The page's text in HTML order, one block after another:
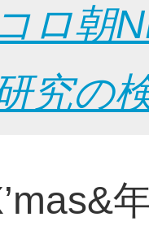
コロ朝
究の